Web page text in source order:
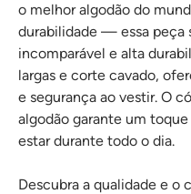
o melhor algodão do
durabilidade — essa peça
incomparável e alta
largas e corte cavado,
e segurança ao vestir. O
algodão garante um
estar durante todo o dia.
Descubra a qualidade e o